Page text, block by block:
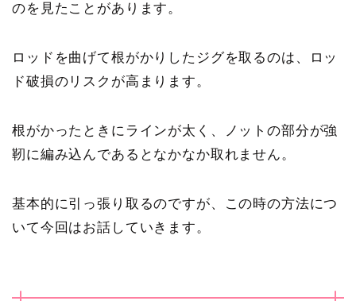
のを見たことがあります。
ロッドを曲げて根がかりしたジグを取るのは、ロッ
ド破損のリスクが高まります。
根がかったときにラインが太く、ノットの部分が強
靭に編み込んであるとなかなか取れません。
基本的に引っ張り取るのですが、この時の方法につ
いて今回はお話していきます。